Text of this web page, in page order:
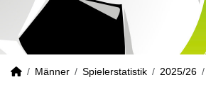
Männer Spielerstatistik 2025/26